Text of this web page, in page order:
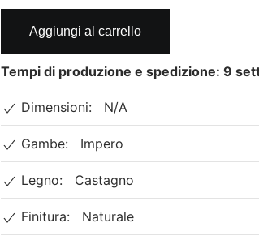
legno
massello
castagno.
Impero
quantità
Aggiungi al carrello
Tempi di produzione e spedizione: 9
Dimensioni: N/A
Gambe: Impero
Legno: Castagno
Finitura: Naturale